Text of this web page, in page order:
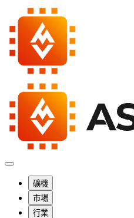
礦機
市場
行業